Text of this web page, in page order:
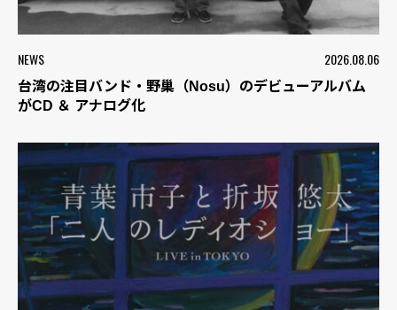
NEWS 2026.08.06
台湾の注目バンド・野巢（Nosu）のデビューアルバム
がCD ＆ アナログ化